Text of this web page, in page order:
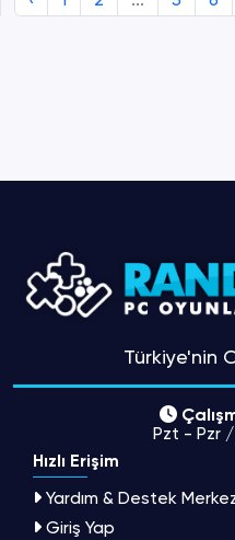
Türkiye'nin
Pzt - Pzr
Hızlı Erişim
Yardım & Destek
Giriş Yap